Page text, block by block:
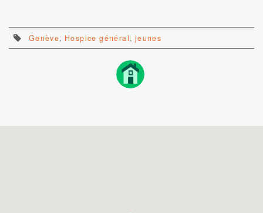
Genève, Hospice général, jeunes